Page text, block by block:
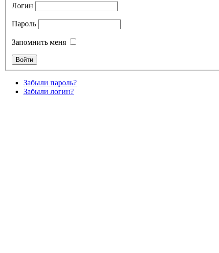
Логин
Пароль
Запомнить меня
Забыли пароль?
Забыли логин?